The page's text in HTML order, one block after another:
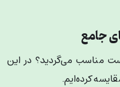
جامع
مناسب می‌گردید؟ در این
کرده‌ایم.